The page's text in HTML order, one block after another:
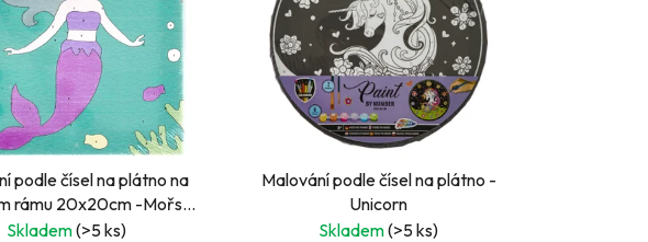
podle čísel na plátno na
rámu 20x20cm -Mořská
panna
Skladem(>5 ks)
Malování podle čísel na plátno -
Unicorn
Skladem(>5 ks)